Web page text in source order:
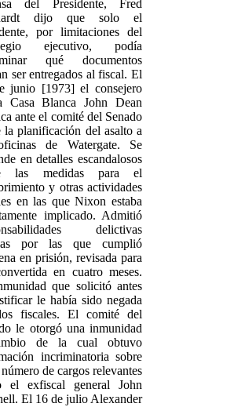
del Presidente, Fred
dijo que solo el
por limitaciones del
ejecutivo, podía
qué documentos
ser entregados al fiscal. El
junio [1973] el consejero
Casa Blanca John Dean
ante el comité del Senado
la planificación del asalto a
de Watergate. Se
en detalles escandalosos
las medidas para el
y otras actividades
en las que Nixon estaba
implicado. Admitió
delictivas
por las que cumplió
en prisión, revisada para
en cuatro meses.
que solicitó antes
le había sido negada
fiscales. El comité del
le otorgó una inmunidad
de la cual obtuvo
incriminatoria sobre
de cargos relevantes
el exfiscal general John
El 16 de julio Alexander